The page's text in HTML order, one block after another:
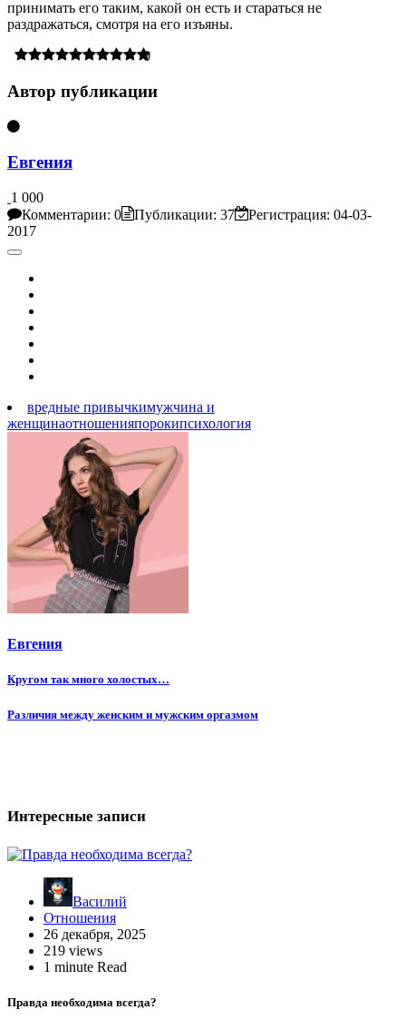
принимать его таким, какой он есть и стараться не
раздражаться, смотря на его изъяны.
0
Автор публикации
Евгения
1 000
Комментарии: 0
Публикации: 37
Регистрация: 04-03-
2017
вредные привычкимужчина и
женщинаотношенияпорокипсихология
Евгения
Навигация
по
Кругом так много холостых…
Различия между женским и мужским оргазмом
Интересные записи
Василий
Отношения
26 декабря, 2025
219 views
1 minute Read
Правда необходима всегда?